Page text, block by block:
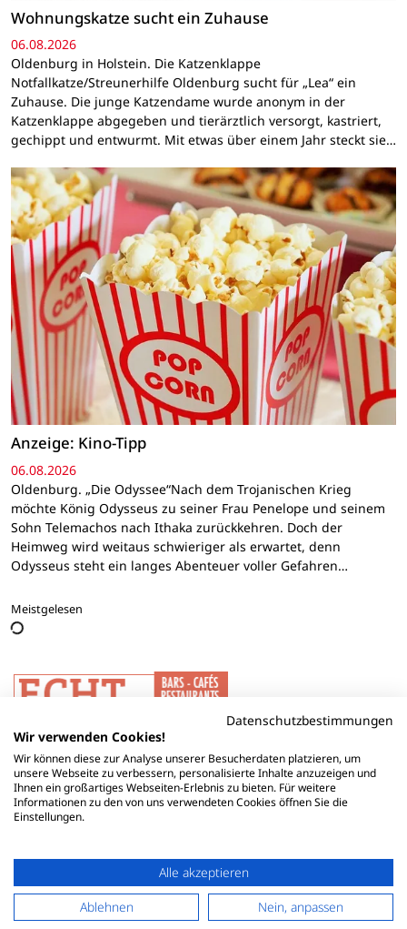
Wohnungskatze sucht ein Zuhause
06.08.2026
Oldenburg in Holstein. Die Katzenklappe
Notfallkatze/Streunerhilfe Oldenburg sucht für „Lea“ ein
Zuhause. Die junge Katzendame wurde anonym in der
Katzenklappe abgegeben und tierärztlich versorgt, kastriert,
gechippt und entwurmt. Mit etwas über einem Jahr steckt sie…
Anzeige: Kino-Tipp
06.08.2026
Oldenburg. „Die Odyssee“Nach dem Trojanischen Krieg
möchte König Odysseus zu seiner Frau Penelope und seinem
Sohn Telemachos nach Ithaka zurückkehren. Doch der
Heimweg wird weitaus schwieriger als erwartet, denn
Odysseus steht ein langes Abenteuer voller Gefahren…
Meistgelesen
Datenschutzbestimmungen
Wir verwenden Cookies!
Wir können diese zur Analyse unserer Besucherdaten platzieren, um
unsere Webseite zu verbessern, personalisierte Inhalte anzuzeigen und
Ihnen ein großartiges Webseiten-Erlebnis zu bieten. Für weitere
Informationen zu den von uns verwendeten Cookies öffnen Sie die
Einstellungen.
Alle akzeptieren
Ablehnen
Nein, anpassen